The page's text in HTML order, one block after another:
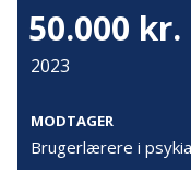
50.000 kr.
2023
MODTAGER
Brugerlærere i
Vilkår
TryghedsGruppen